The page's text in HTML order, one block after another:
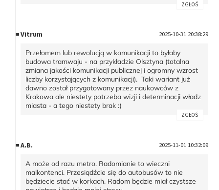
ZGŁOŚ
Vitrum 2025-10-31 20:38:29
Przełomem lub rewolucją w komunikacji to byłaby
budowa tramwaju - na przykładzie Olsztyna (totalna
zmiana jakości komunikacji publicznej i ogromny wzrost
liczby korzystających z komunikacji). Taki wariant już
dawno został przygotowany przez naukowców z
Krakowa ale niestety potrzeba wizji i determinacji władz
miasta - a tego niestety brak :(
ZGŁOŚ
A.B. 2025-11-01 10:32:09
A może od razu metro. Radomianie to wieczni
malkontenci. Przesiądźcie się do autobusów to nie
będziecie stać w korkach. Radom będzie miał czystsze